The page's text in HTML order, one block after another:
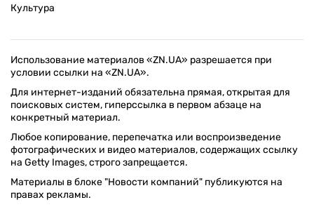
Культура
Использование материалов «ZN.UA» разрешается при
условии ссылки на «ZN.UA».
Для интернет-изданий обязательна прямая, открытая для
поисковых систем, гиперссылка в первом абзаце на
конкретный материал.
Любое копирование, перепечатка или воспроизведение
фотографических и видео материалов, содержащих ссылку
на Getty Images, строго запрещается.
Материалы в блоке "Новости компаний" публикуются на
правах рекламы.